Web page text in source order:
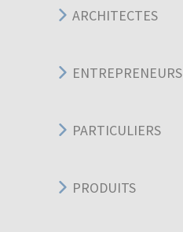
ARCHITECTES
ENTREPRENEURS
PARTICULIERS
PRODUITS